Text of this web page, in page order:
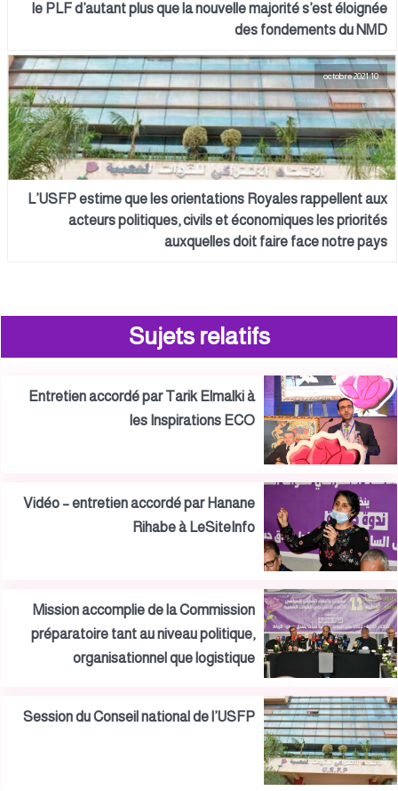
le PLF d’autant plus que la nouvelle majorité s’est éloignée
des fondements du NMD
10 octobre 2021
L’USFP estime que les orientations Royales rappellent aux
acteurs politiques, civils et économiques les priorités
auxquelles doit faire face notre pays
Sujets relatifs
Entretien accordé par Tarik Elmalki à
les Inspirations ECO
Vidéo – entretien accordé par Hanane
Rihabe à LeSiteInfo
Mission accomplie de la Commission
préparatoire tant au niveau politique,
organisationnel que logistique
Session du Conseil national de l’USFP